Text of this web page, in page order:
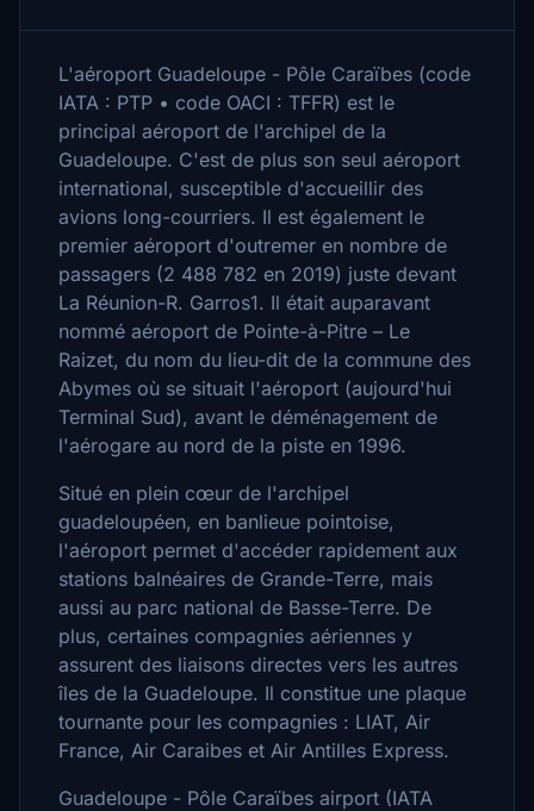
L'aéroport Guadeloupe - Pôle Caraïbes (code
IATA : PTP • code OACI : TFFR) est le
principal aéroport de l'archipel de la
Guadeloupe. C'est de plus son seul aéroport
international, susceptible d'accueillir des
avions long-courriers. Il est également le
premier aéroport d'outremer en nombre de
passagers (2 488 782 en 2019) juste devant
La Réunion-R. Garros1. Il était auparavant
nommé aéroport de Pointe-à-Pitre – Le
Raizet, du nom du lieu-dit de la commune des
Abymes où se situait l'aéroport (aujourd'hui
Terminal Sud), avant le déménagement de
l'aérogare au nord de la piste en 1996.
Situé en plein cœur de l'archipel
guadeloupéen, en banlieue pointoise,
l'aéroport permet d'accéder rapidement aux
stations balnéaires de Grande-Terre, mais
aussi au parc national de Basse-Terre. De
plus, certaines compagnies aériennes y
assurent des liaisons directes vers les autres
îles de la Guadeloupe. Il constitue une plaque
tournante pour les compagnies : LIAT, Air
France, Air Caraibes et Air Antilles Express.
Guadeloupe - Pôle Caraïbes airport (IATA